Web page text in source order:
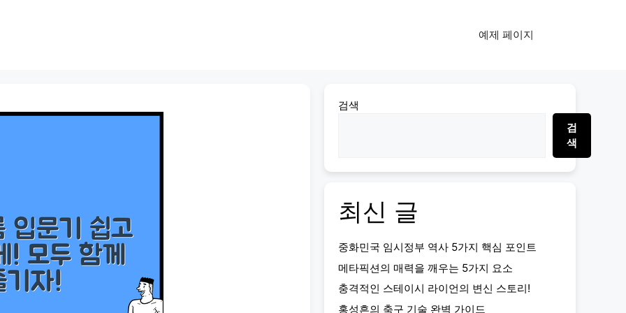
예제 페이지
검색
검
색
최신 글
중화민국 임시정부 역사 5가지 핵심 포인트
메타픽션의 매력을 깨우는 5가지 요소
충격적인 스테이시 라이언의 변신 스토리!
홍성흔의 축구 기술 완벽 가이드